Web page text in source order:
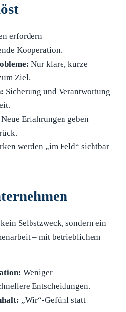
erfordern
Kooperation.
Nur klare, kurze
Ziel.
Sicherung und Verantwortung
Neue Erfahrungen geben
werden „im Feld“ sichtbar
Selbstzweck, sondern ein
– mit betrieblichem
Weniger
Entscheidungen.
„Wir“-Gefühl statt